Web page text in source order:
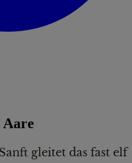
gleitet das fast elf